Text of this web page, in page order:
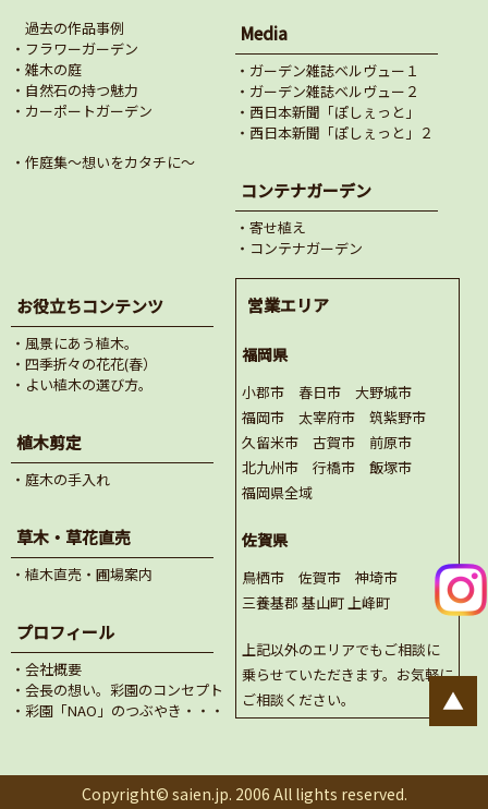
過去の作品事例
・フラワーガーデン
・雑木の庭
・自然石の持つ魅力
・カーポートガーデン
・作庭集～想いをカタチに～
Media
・ガーデン雑誌ベルヴュー１
・ガーデン雑誌ベルヴュー２
・西日本新聞「ぽしぇっと」
・西日本新聞「ぽしぇっと」２
コンテナガーデン
・寄せ植え
・コンテナガーデン
お役立ちコンテンツ
・風景にあう植木。
・四季折々の花花(春）
・よい植木の選び方。
植木剪定
・庭木の手入れ
草木・草花直売
・植木直売・圃場案内
プロフィール
・会社概要
・会長の想い。彩園のコンセプト
・彩園「NAO」のつぶやき・・・
営業エリア
福岡県
小郡市 春日市 大野城市
福岡市 太宰府市 筑紫野市
久留米市 古賀市 前原市
北九州市 行橋市 飯塚市
福岡県全域
佐賀県
鳥栖市 佐賀市 神埼市
三養基郡 基山町 上峰町
上記以外のエリアでもご相談に
乗らせていただきます。お気軽に
ご相談ください。
Copyright© saien.jp. 2006 All lights reserved.
▲